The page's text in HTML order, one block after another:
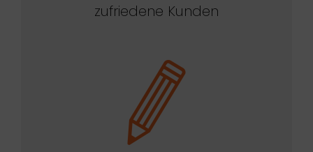
zufriedene Kunden